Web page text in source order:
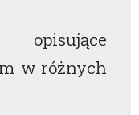
opisujące
w różnych